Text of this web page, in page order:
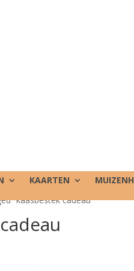
KAARTEN
“kaasbestek cadeau”